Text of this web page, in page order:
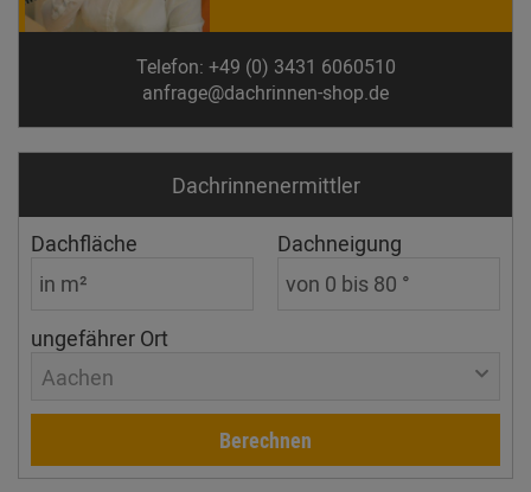
Telefon: +49 (0) 3431 6060510
anfrage@dachrinnen-shop.de
Dachrinnen­ermittler
Dachfläche Dachneigung
ungefährer Ort
Aachen
Berechnen